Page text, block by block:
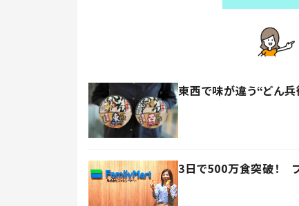
東西で味が違う“どん
3日で500万食突破！ フ